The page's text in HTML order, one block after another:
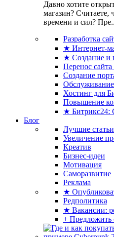
Давно хотите
магазин? Считаете,
времени и сил?
Разработка
★ Интернет-
★ Создание и
Перенос
Создание
Хостинг для
Повышение
★ Битрикс24:
Блог
Лучшие статьи
Увеличение
Креатив
Бизнес-идеи
Мотивация
Саморазвитие
Реклама
★
Редполитика
★ Вакансии:
+ Предложить